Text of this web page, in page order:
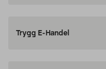
Trygg E-Handel